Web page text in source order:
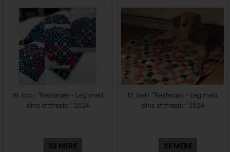
16. lod i "Resteræs - Leg med
dine stofrester" 2024
SE MERE
17. lod i "Resteræs - Leg med
dine stofrester" 2024
SE MERE